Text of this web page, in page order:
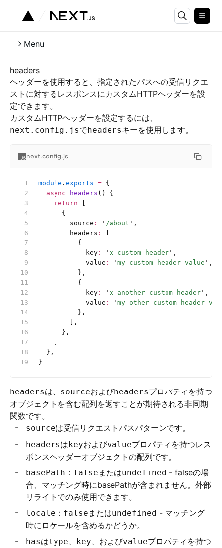
Menu
headers
ヘッダーを使用すると、指定されたパスへの受信リクエ
ストに対するレスポンスにカスタムHTTPヘッダーを設
定できます。
カスタムHTTPヘッダーを設定するには、
next.config.jsでheadersキーを使用します。
next.config.js
module . exports = {
  async
headers () {
    return
      {
        source
: ' /about ' ,
        headers
:
          {
            key
: ' x-custom-header ' ,
            value
: ' my custom header value ' ,
          },
          {
            key
: ' x-another-custom-header ' ,
            value
: ' my other custom header
          },
        ],
      },
  },
}
headersは、 sourceおよびheadersプロパティを持つ
オブジェクトを含む配列を返すことが期待される非同期
関数です。
sourceは受信リクエストパスパターンです。
headersはkeyおよびvalueプロパティを持つレス
ポンスヘッダーオブジェクトの配列です。
basePath ： false またはundefined - falseの場
合、マッチング時にbasePathが含まれません。外部
リライトでのみ使用できます。
locale ： false またはundefined - マッチング
時にロケールを含めるかどうか。
hasはtype、 key、およびvalueプロパティを持つ